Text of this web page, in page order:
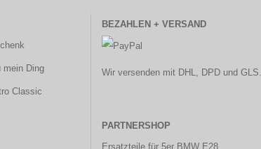
mein Ding
Classic
BEZAHLEN + VERSAND
Wir versenden mit DHL, DPD und GLS.
PARTNERSHOP
Ersatzteile für 5er BMW E28